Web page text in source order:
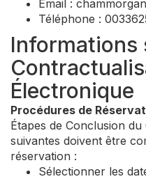
Email :
Téléphone :
Informations
Électronique
Procédures de
Étapes de Conclusion
suivantes doivent être
réservation :
Sélectionner les